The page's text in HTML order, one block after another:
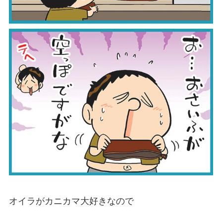
オイラがカニカマ大好きなので